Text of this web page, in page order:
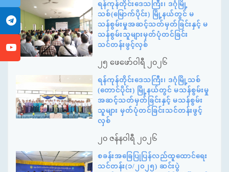
ရန်ကုန်တိုင်းဒေသကြီး၊ ဒဂုံမြို့
သစ်(မြောက်ပိုင်း) မြို့နယ်တွင် မ
သန်စွမ်းမှုအဆင့်သတ်မှတ်ခြင်းနှင့် မ
သန်စွမ်းသူများမှတ်ပုံတင်ခြင်း
သင်တန်းဖွင့်လှစ်
၂၅ ဖေဖော်ဝါရီ ၂၀၂၆
ရန်ကုန်တိုင်းဒေသကြီး၊ ဒဂုံမြို့သစ်
(တောင်ပိုင်း) မြို့နယ်တွင် မသန်စွမ်းမှု
အဆင့်သတ်မှတ်ခြင်းနှင့် မသန်စွမ်း
သူများ မှတ်ပုံတင်ခြင်းသင်တန်းဖွင့်
လှစ်
၂၀ ဇန်နဝါရီ ၂၀၂၆
စခန်းအခြေပြုပြန်လည်ထူထောင်ရေး
သင်တန်း(၁/၂၀၂၅) ဆင်းပွဲ